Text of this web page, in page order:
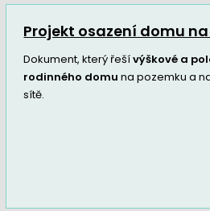
Projekt osazení domu
Dokument, který řešívýškové a
rodinného domu na pozemku a
sítě.